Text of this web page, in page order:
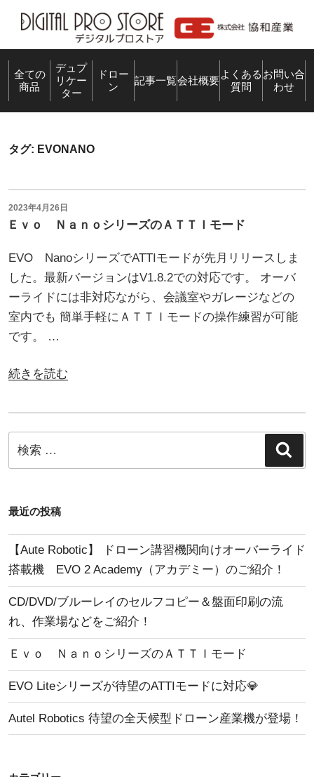
テ
キ
プ
全ての
商品
デュプ
リケー
ター
ドロー
ン
記事一覧会社概要
よくある
質問
お問い合
わせ
タグ: EVONANO
投
稿
2023年4月26日
Ｅｖｏ ＮａｎｏシリーズのＡＴＴＩモード
EVO NanoシリーズでATTIモードが先月リリースしま
した。最新バージョンはV1.8.2での対応です。 オーバ
ーライドには非対応ながら、会議室やガレージなどの
室内でも 簡単手軽にＡＴＴＩモードの操作練習が可能
です。 …
“Ｅ
ｏ
Ｎ
ａ
ｎ
シ
ー
ズ
の
Ａ
Ｔ
Ｔ
Ｉ
モ
ー
ド”
続きを読む
索:
最近の投稿
【Aute Robotic】 ドローン講習機関向けオーバーライド
搭載機 EVO 2 Academy（アカデミー）のご紹介！
CD/DVD/ブルーレイのセルフコピー＆盤面印刷の流
れ、作業場などをご紹介！
Ｅｖｏ ＮａｎｏシリーズのＡＴＴＩモード
EVO Liteシリーズが待望のATTIモードに対応💎
Autel Robotics 待望の全天候型ドローン産業機が登場！